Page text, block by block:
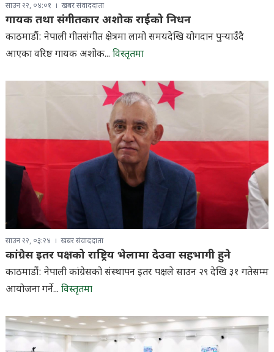
साउन २२, ०४:०१ खबर संवाददाता
गायक तथा संगीतकार अशोक राईको निधन
काठमाडौं: नेपाली गीतसंगीत क्षेत्रमा लामो समयदेखि योगदान पुर्‍याउँदै
आएका वरिष्ठ गायक अशोक... विस्तृतमा
साउन २२, ०३:२४ खबर संवाददाता
कांग्रेस इतर पक्षको राष्ट्रिय भेलामा देउवा सहभागी हुने
काठमाडौं: नेपाली कांग्रेसको संस्थापन इतर पक्षले साउन २९ देखि ३१ गतेसम्म
आयोजना गर्ने... विस्तृतमा